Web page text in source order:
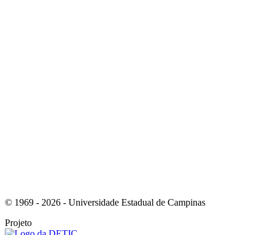
© 1969 - 2026 - Universidade Estadual de Campinas
Projeto